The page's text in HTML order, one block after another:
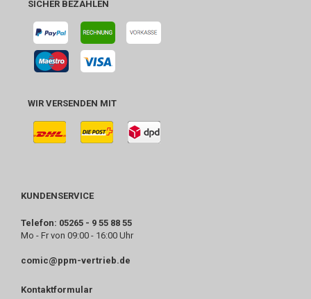
SICHER BEZAHLEN
WIR VERSENDEN MIT
KUNDENSERVICE
Telefon: 05265 - 9 55 88 55
Mo - Fr von 09:00 - 16:00 Uhr
comic@ppm-vertrieb.de
Kontaktformular